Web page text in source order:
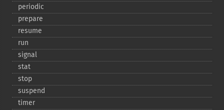
periodic
prepare
resume
run
signal
stat
stop
suspend
timer